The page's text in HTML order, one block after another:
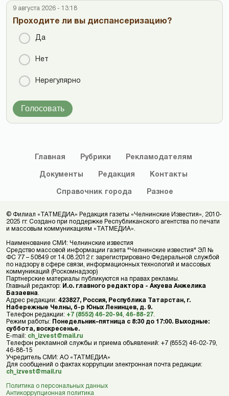
9 августа 2026 - 13:18
Проходите ли вы диспансеризацию?
Да
Нет
Нерегулярно
Голосовать
Главная Рубрики Рекламодателям
Документы Редакция Контакты
Справочник города Разное
© Филиал «ТАТМЕДИА» Редакция газеты «Челнинские Известия», 2010-
2025 гг. Создано при поддержке Республиканского агентства по печати
и массовым коммуникациям «ТАТМЕДИА».
Наименование СМИ: Челнинские известия
Средство массовой информации газета "Челнинские известия" ЭЛ №
ФС 77 – 50849 от 14.08.2012 г. зарегистрировано Федеральной службой
по надзору в сфере связи, информационных технологий и массовых
коммуникаций (Роскомнадзор)
Партнерские материалы публикуются на правах рекламы.
Главный редактор: И.о. главного редактора - Акуева Анжелика
Базаевна
Адрес редакции: 423827, Россия, Республика Татарстан, г.
Набережные Челны, б-р Юных Ленинцев, д. 9.
Телефон редакции: +7 (8552) 46-20-94 46-88-27
Режим работы: Понедельник–пятница с 8:30 до 17:00. Выходные:
суббота, воскресенье.
E-mail: ch_izvest@mail.ru
Телефон рекламной службы и приема объявлений: +7 (8552) 46-02-79,
46-88-15
Учредитель СМИ: АО «ТАТМЕДИА»
Для сообщений о фактах коррупции электронная почта редакции:
ch_izvest@mail.ru
Политика о персональных данных
Антикоррупционная политика